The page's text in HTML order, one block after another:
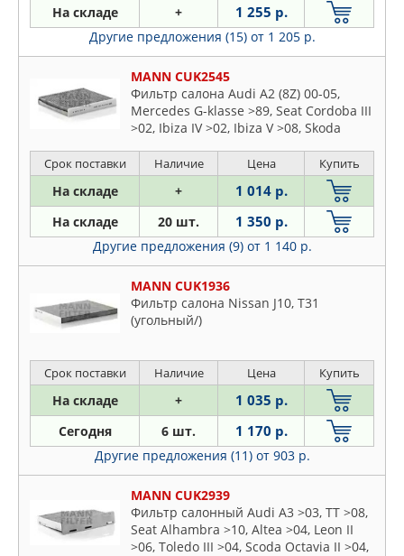
На складе + 1 255 р.
Другие предложения (15) от 1 205 р.
MANN CUK2545
Фильтр салона Audi A2 (8Z) 00-05,
Mercedes G-klasse >89, Seat Cordoba III
>02, Ibiza IV >02, Ibiza V >08, Skoda
Roomster >06
Срок поставки Наличие Цена Купить
На складе + 1 014 р.
На складе 20 шт. 1 350 р.
Другие предложения (9) от 1 140 р.
MANN CUK1936
Фильтр салона Nissan J10, T31
(угольный/)
Срок поставки Наличие Цена Купить
На складе + 1 035 р.
Сегодня 6 шт. 1 170 р.
Другие предложения (11) от 903 р.
MANN CUK2939
Фильтр салонный Audi A3 >03, TT >08,
Seat Alhambra >10, Altea >04, Leon II
>06, Toledo III >04, Scoda Octavia II >04,